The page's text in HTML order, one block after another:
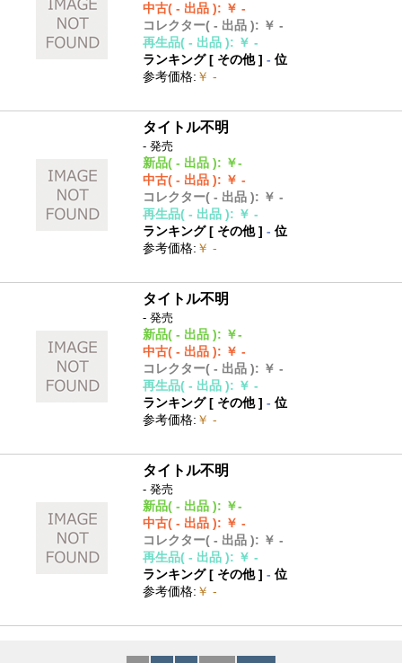
中古( - 出品 ): ￥ -
コレクター( - 出品 ): ￥ -
再生品( - 出品 ): ￥ -
ランキング [ その他]- 位
参考価格: ￥ -
タイトル不明
- 発売
新品( - 出品 ): ￥-
中古( - 出品 ): ￥ -
コレクター( - 出品 ): ￥ -
再生品( - 出品 ): ￥ -
ランキング [ その他]- 位
参考価格: ￥ -
タイトル不明
- 発売
新品( - 出品 ): ￥-
中古( - 出品 ): ￥ -
コレクター( - 出品 ): ￥ -
再生品( - 出品 ): ￥ -
ランキング [ その他]- 位
参考価格: ￥ -
タイトル不明
- 発売
新品( - 出品 ): ￥-
中古( - 出品 ): ￥ -
コレクター( - 出品 ): ￥ -
再生品( - 出品 ): ￥ -
ランキング [ その他]- 位
参考価格: ￥ -